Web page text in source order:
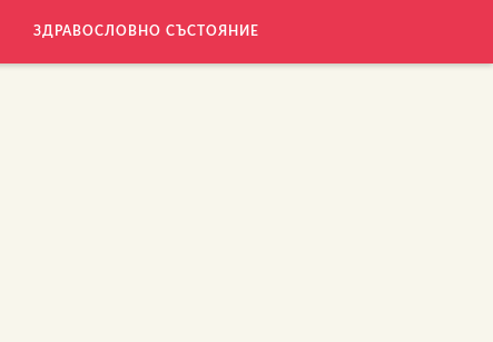
ЗДРАВОСЛОВНО СЪСТОЯНИЕ